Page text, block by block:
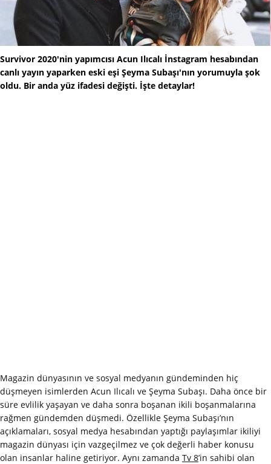
Survivor 2020'nin yapımcısı Acun Ilıcalı İnstagram hesabından
canlı yayın yaparken eski eşi Şeyma Subaşı'nın yorumuyla şok
oldu. Bir anda yüz ifadesi değişti. İşte detaylar!
Magazin dünyasının ve sosyal medyanın gündeminden hiç
düşmeyen isimlerden Acun Ilıcalı ve Şeyma Subaşı. Daha önce bir
süre evlilik yaşayan ve daha sonra boşanan ikili boşanmalarına
rağmen gündemden düşmedi. Özellikle Şeyma Subaşı’nın
açıklamaları, sosyal medya hesabından yaptığı paylaşımlar ikiliyi
magazin dünyası için vazgeçilmez ve çok değerli haber konusu
olan insanlar haline getiriyor. Aynı zamanda Tv 8’in sahibi olan